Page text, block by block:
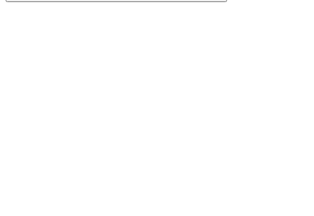
Buscar